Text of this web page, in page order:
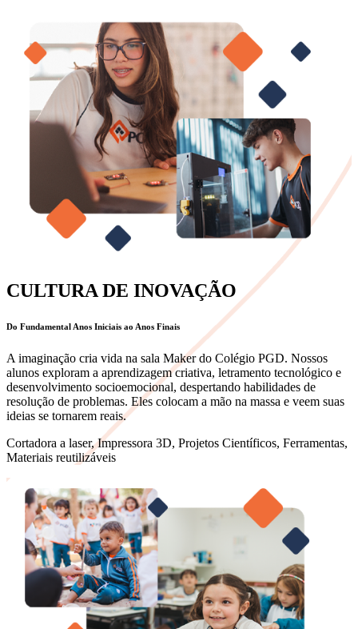
CULTURA DE INOVAÇÃO
Do Fundamental Anos Iniciais ao Anos Finais
A imaginação cria vida na sala Maker do Colégio PGD. Nossos
alunos exploram a aprendizagem criativa, letramento tecnológico e
desenvolvimento socioemocional, despertando habilidades de
resolução de problemas. Eles colocam a mão na massa e veem suas
ideias se tornarem reais.
Cortadora a laser, Impressora 3D, Projetos Científicos, Ferramentas,
Materiais reutilizáveis